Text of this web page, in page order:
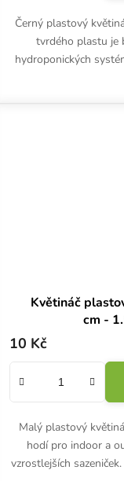
Černý plastový
tvrdého plastu je
hydroponických
Květináč
cm -
10 Kč
Malý plastový
hodí pro indoor a
vzrostlejších